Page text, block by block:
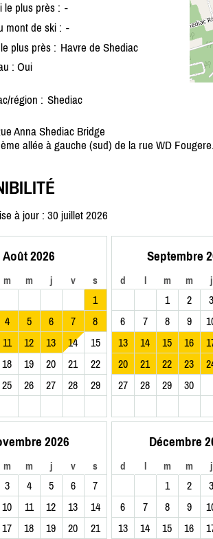
le plus près : -
mont de ski : -
plus près : Havre de Shediac
: Oui
région : Shediac
Anna Shediac Bridge
allée à gauche (sud) de la rue WD Fougere.
à jour : 30 juillet 2026
Août 2026
m m j v s
1
4 5 6 7
8
11 12 13 14
15
18 19 20 21
22
25 26 27 28
29
Septembre
d l m m j
1 2 3
6
7 8 9
13
14 15 16
20
21 22 23
27
28 29 30
2026
m m j v s
3 4 5 6
7
10 11 12 13
14
17 18 19 20
21
Décembre
d l m m j
1 2 3
6
7 8 9
13
14 15 16